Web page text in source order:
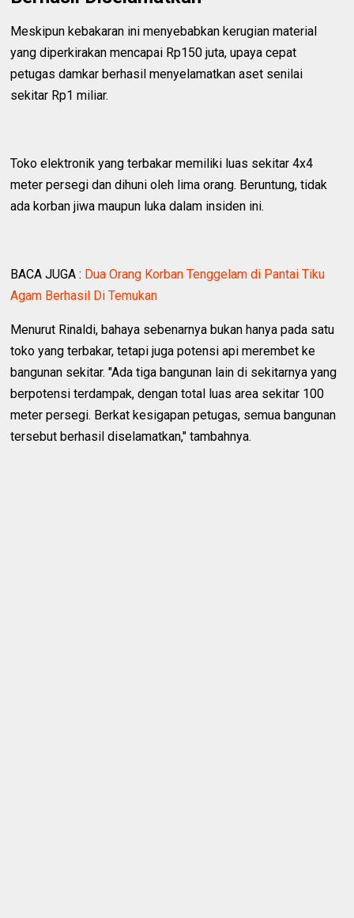
Meskipun kebakaran ini menyebabkan kerugian material
yang diperkirakan mencapai Rp150 juta, upaya cepat
petugas damkar berhasil menyelamatkan aset senilai
sekitar Rp1 miliar.
Toko elektronik yang terbakar memiliki luas sekitar 4x4
meter persegi dan dihuni oleh lima orang. Beruntung, tidak
ada korban jiwa maupun luka dalam insiden ini.
BACA JUGA : Dua Orang Korban Tenggelam di Pantai Tiku
Agam Berhasil Di Temukan
Menurut Rinaldi, bahaya sebenarnya bukan hanya pada satu
toko yang terbakar, tetapi juga potensi api merembet ke
bangunan sekitar. "Ada tiga bangunan lain di sekitarnya yang
berpotensi terdampak, dengan total luas area sekitar 100
meter persegi. Berkat kesigapan petugas, semua bangunan
tersebut berhasil diselamatkan," tambahnya.